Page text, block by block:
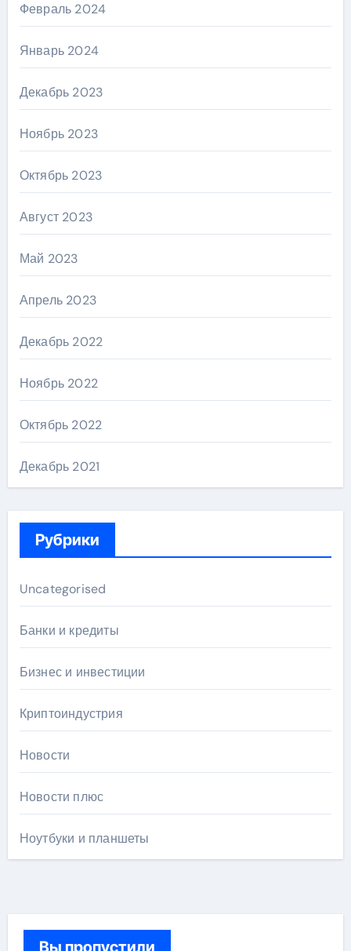
Февраль 2024
Январь 2024
Декабрь 2023
Ноябрь 2023
Октябрь 2023
Август 2023
Май 2023
Апрель 2023
Декабрь 2022
Ноябрь 2022
Октябрь 2022
Декабрь 2021
Рубрики
Uncategorised
Банки и кредиты
Бизнес и инвестиции
Криптоиндустрия
Новости
Новости плюс
Ноутбуки и планшеты
Вы пропустили